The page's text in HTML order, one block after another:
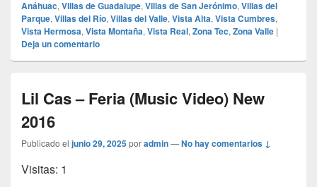
Anáhuac, Villas de Guadalupe, Villas de San Jerónimo, Villas del
Parque, Villas del Río, Villas del Valle, Vista Alta, Vista Cumbres,
Vista Hermosa, Vista Montaña, Vista Real, Zona Tec, Zona Valle |
Deja un comentario
Lil Cas – Feria (Music Video) New
2016
Publicado el junio 29, 2025poradmin—No hay comentarios ↓
Visitas: 1